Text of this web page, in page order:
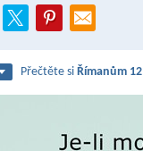
Přečtěte siŘímanům 12